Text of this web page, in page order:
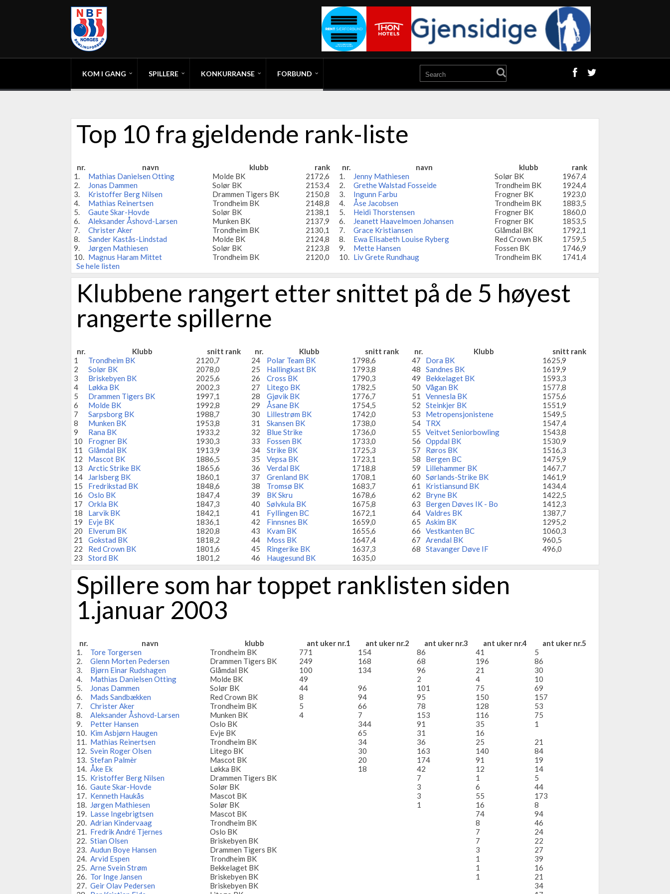
KOM I GANG SPILLERE KONKURRANSE FORBUND
Top 10 fra gjeldende rank-liste
nr. navn klubb
rank
1.
Mathias Danielsen Otting Molde BK
2172,6
2.
Jonas Dammen Solør BK
2153,4
3.
Kristoffer Berg Nilsen Drammen Tigers BK
2150,8
4.
Mathias Reinertsen Trondheim BK
2148,8
5.
Gaute Skar-Hovde Solør BK
2138,1
6.
Aleksander Åshovd-Larsen Munken BK
2137,9
7.
Christer Aker Trondheim BK
2130,1
8.
Sander Kastås-Lindstad Molde BK
2124,8
9.
Jørgen Mathiesen Solør BK
2123,8
10. Magnus Haram Mittet Trondheim BK 2120,0
nr. navn klubb
rank
1.
Jenny Mathiesen Solør BK
1967,4
2.
Grethe Walstad Fosseide Trondheim BK
1924,4
3.
Ingunn Farbu Frogner BK
1923,0
4.
Åse Jacobsen Trondheim BK
1883,5
5.
Heidi Thorstensen Frogner BK
1860,0
6.
Jeanett Haavelmoen Johansen Frogner BK
1853,5
7.
Grace Kristiansen Glåmdal BK
1792,1
8.
Ewa Elisabeth Louise Ryberg Red Crown BK
1759,5
9.
Mette Hansen Fossen BK
1746,9
10. Liv Grete Rundhaug Trondheim BK
1741,4
Se hele listen
Klubbene rangert etter snittet på de 5 høyest
rangerte spillerne
nr. Klubb
snitt rank
1
Trondheim BK
2120,7
2
Solør BK
2078,0
3
Briskebyen BK
2025,6
4
Løkka BK
2002,3
5
Drammen Tigers BK
1997,1
6
Molde BK
1992,8
7
Sarpsborg BK
1988,7
8
Munken BK
1953,8
9
Rana BK
1933,2
10
Frogner BK
1930,3
11
Glåmdal BK
1913,9
12
Mascot BK
1886,5
13
Arctic Strike BK
1865,6
14
Jarlsberg BK
1860,1
15
Fredrikstad BK
1848,6
16
Oslo BK
1847,4
17
Orkla BK
1847,3
18
Larvik BK
1842,1
19
Evje BK
1836,1
20
Elverum BK
1820,8
21
Gokstad BK
1818,2
22
Red Crown BK
1801,6
23
Stord BK 1801,2
nr. Klubb
snitt rank
24
Polar Team BK
1798,6
25
Hallingkast BK
1793,8
26
Cross BK
1790,3
27
Litego BK
1782,5
28
Gjøvik BK
1776,7
29
Åsane BK
1754,5
30
Lillestrøm BK
1742,0
31
Skansen BK
1738,0
32
Blue Strike
1736,0
33
Fossen BK
1733,0
34
Strike BK
1725,3
35
Vepsa BK
1723,1
36
Verdal BK
1718,8
37
Grenland BK
1708,1
38
Tromsø BK
1683,7
39
BK Skru
1678,6
40
Sølvkula BK
1675,8
41
Fyllingen BC
1672,1
42
Finnsnes BK
1659,0
43
Kvam BK
1655,6
44
Moss BK
1647,4
45
Ringerike BK
1637,3
46
Haugesund BK 1635,0
nr. Klubb
snitt rank
47
Dora BK
1625,9
48
Sandnes BK
1619,9
49
Bekkelaget BK
1593,3
50
Vågan BK
1577,8
51
Vennesla BK
1575,6
52
Steinkjer BK
1551,9
53
Metropensjonistene
1549,5
54
TRX
1547,4
55
Veitvet Seniorbowling
1543,8
56
Oppdal BK
1530,9
57
Røros BK
1516,3
58
Bergen BC
1475,9
59
Lillehammer BK
1467,7
60
Sørlands-Strike BK
1461,9
61
Kristiansund BK
1434,4
62
Bryne BK
1422,5
63
Bergen Døves IK - Bo
1412,3
64 Valdres BK
1387,7
65
Askim BK
1295,2
66
Vestkanten BC
1060,3
67
Arendal BK
960,5
68
Stavanger Døve IF 496,0
Spillere som har toppet ranklisten siden
1.januar 2003
nr. navn klubb ant uker nr.1 ant uker nr.2 ant uker nr.3 ant uker nr.4
ant uker nr.5
1.
Tore Torgersen Trondheim BK 771 154 86 41
5
2.
Glenn Morten Pedersen Drammen Tigers BK 249 168 68 196
86
3.
Bjørn Einar Rudshagen Glåmdal BK 100 134 96 21
30
4.
Mathias Danielsen Otting Molde BK 49 2 4
10
5.
Jonas Dammen Solør BK 44 96 101 75
69
6.
Mads Sandbækken Red Crown BK 8 94 95 150
157
7.
Christer Aker Trondheim BK 5 66 78 128
53
8.
Aleksander Åshovd-Larsen Munken BK 4 7 153 116
75
9.
Petter Hansen Oslo BK 344 91 35
1
10. Kim Asbjørn Haugen Evje BK 65 31
16
11. Mathias Reinertsen Trondheim BK 34 36 25
21
12. Svein Roger Olsen Litego BK 30 163 140
84
13. Stefan Palmèr Mascot BK 20 174 91
19
14. Åke Ek Løkka BK 18 42 12
14
15. Kristoffer Berg Nilsen Drammen Tigers BK 7 1
5
16. Gaute Skar-Hovde Solør BK 3 6
44
17. Kenneth Haukås Mascot BK 3 55
173
18. Jørgen Mathiesen Solør BK 1 16
8
19. Lasse Ingebrigtsen Mascot BK 74
94
20. Adrian Kindervaag Trondheim BK 8
46
21. Fredrik André Tjernes Oslo BK 7
24
22. Stian Olsen Briskebyen BK 7
22
23. Audun Boye Hansen Drammen Tigers BK 3
27
24. Arvid Espen Trondheim BK 1
39
25. Arne Svein Strøm Bekkelaget BK 1
16
26. Tor Inge Jansen Briskebyen BK 1
21
27. Geir Olav Pedersen Briskebyen BK
34